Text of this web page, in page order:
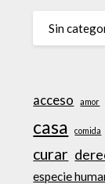
Sin
acceso amor
casa comida
curar
especie